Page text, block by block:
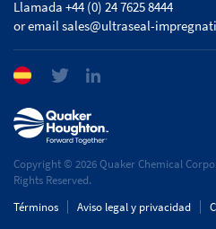
Llamada +44 (0) 24 7625 8444
or emailsales@ultraseal-
Copyright © 2026 Quaker Chemical
Rights Reserved.
Términos
Aviso legal y privacidad